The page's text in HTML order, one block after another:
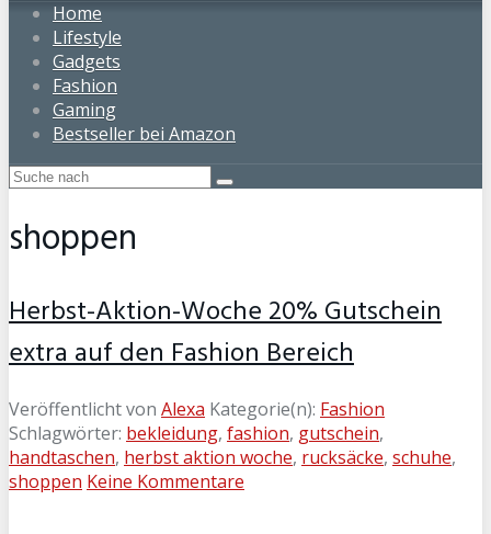
Home
Lifestyle
Gadgets
Fashion
Gaming
Bestseller bei Amazon
shoppen
Herbst-Aktion-Woche 20% Gutschein
extra auf den Fashion Bereich
Veröffentlicht von Alexa Kategorie(n): Fashion
Schlagwörter: bekleidung, fashion, gutschein,
handtaschen, herbst aktion woche, rucksäcke, schuhe,
shoppen Keine Kommentare